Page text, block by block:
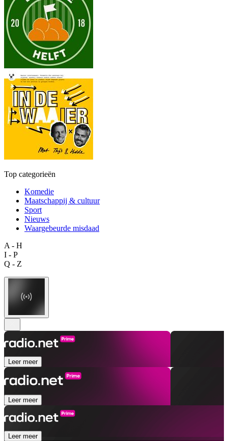
Top categorieën
Komedie
Maatschappij & cultuur
Sport
Nieuws
Waargebeurde misdaad
A - H
I - P
Q - Z
Leer meer
Leer meer
Leer meer